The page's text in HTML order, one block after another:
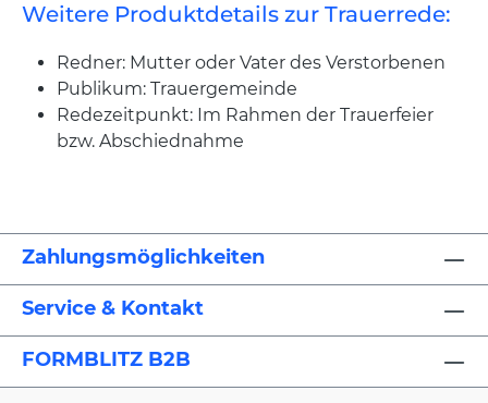
Weitere Produktdetails zur Trauerrede:
Redner: Mutter oder Vater des Verstorbenen
Publikum: Trauergemeinde
Redezeitpunkt: Im Rahmen der Trauerfeier
bzw. Abschiednahme
Zahlungsmöglichkeiten
Service & Kontakt
FORMBLITZ B2B